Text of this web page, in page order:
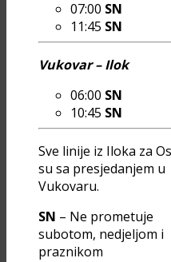
07:00 SN
11:45 SN
Vukovar – Ilok
06:00 SN
10:45 SN
Sve linije iz Iloka za
su sa presjedanjem u
Vukovaru.
SN – Ne prometuje
subotom, nedjeljom i
praznikom